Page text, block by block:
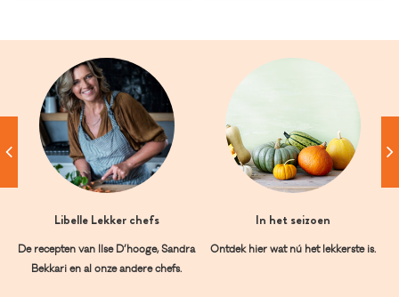
Libelle Lekker chefs
De recepten van Ilse D’hooge, Sandra
Bekkari en al onze andere chefs.
In het seizoen
Ontdek hier wat nú het lekkerste is.